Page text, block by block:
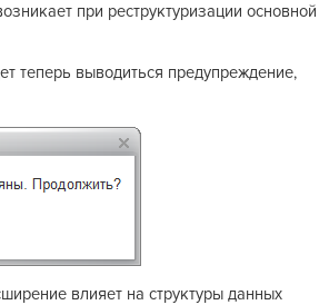
при реструктуризации основной
теперь выводиться предупреждение,
влияет на структуры данных